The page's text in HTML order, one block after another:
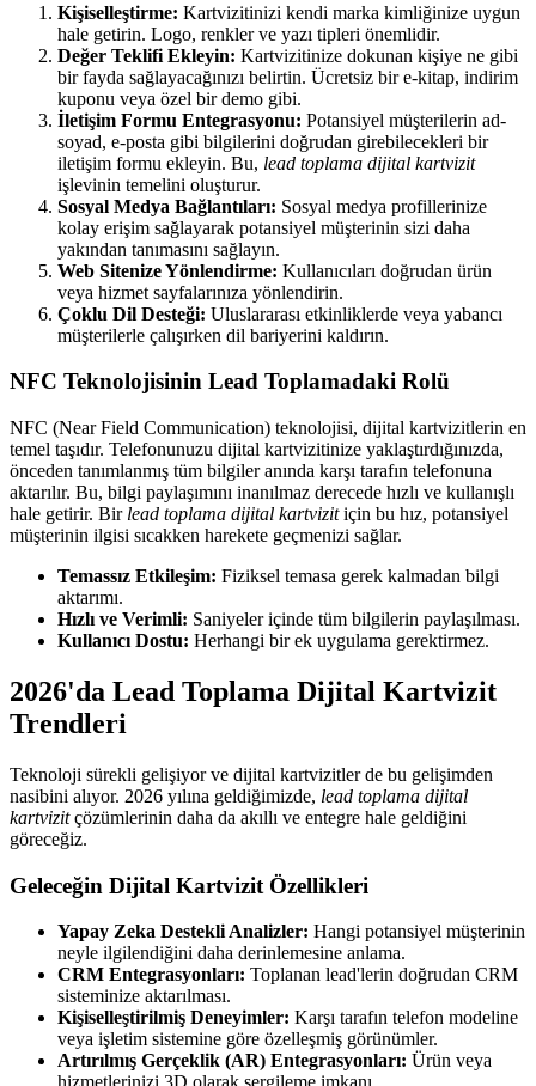
Kişiselleştirme: Kartvizitinizi kendi marka kimliğinize uygun
hale getirin. Logo, renkler ve yazı tipleri önemlidir.
Değer Teklifi Ekleyin: Kartvizitinize dokunan kişiye ne gibi
bir fayda sağlayacağınızı belirtin. Ücretsiz bir e-kitap, indirim
kuponu veya özel bir demo gibi.
İletişim Formu Entegrasyonu: Potansiyel müşterilerin ad-
soyad, e-posta gibi bilgilerini doğrudan girebilecekleri bir
iletişim formu ekleyin. Bu, lead toplama dijital kartvizit
işlevinin temelini oluşturur.
Sosyal Medya Bağlantıları: Sosyal medya profillerinize
kolay erişim sağlayarak potansiyel müşterinin sizi daha
yakından tanımasını sağlayın.
Web Sitenize Yönlendirme: Kullanıcıları doğrudan ürün
veya hizmet sayfalarınıza yönlendirin.
Çoklu Dil Desteği: Uluslararası etkinliklerde veya yabancı
müşterilerle çalışırken dil bariyerini kaldırın.
NFC Teknolojisinin Lead Toplamadaki Rolü
NFC (Near Field Communication) teknolojisi, dijital kartvizitlerin en
temel taşıdır. Telefonunuzu dijital kartvizitinize yaklaştırdığınızda,
önceden tanımlanmış tüm bilgiler anında karşı tarafın telefonuna
aktarılır. Bu, bilgi paylaşımını inanılmaz derecede hızlı ve kullanışlı
hale getirir. Bir lead toplama dijital kartvizitiçin bu hız, potansiyel
müşterinin ilgisi sıcakken harekete geçmenizi sağlar.
Temassız Etkileşim: Fiziksel temasa gerek kalmadan bilgi
aktarımı.
Hızlı ve Verimli: Saniyeler içinde tüm bilgilerin paylaşılması.
Kullanıcı Dostu: Herhangi bir ek uygulama gerektirmez.
2026'da Lead Toplama Dijital Kartvizit
Trendleri
Teknoloji sürekli gelişiyor ve dijital kartvizitler de bu gelişimden
nasibini alıyor. 2026 yılına geldiğimizde, lead toplama dijital
kartvizitçözümlerinin daha da akıllı ve entegre hale geldiğini
göreceğiz.
Geleceğin Dijital Kartvizit Özellikleri
Yapay Zeka Destekli Analizler: Hangi potansiyel müşterinin
neyle ilgilendiğini daha derinlemesine anlama.
CRM Entegrasyonları: Toplanan lead'lerin doğrudan CRM
sisteminize aktarılması.
Kişiselleştirilmiş Deneyimler: Karşı tarafın telefon modeline
veya işletim sistemine göre özelleşmiş görünümler.
Artırılmış Gerçeklik (AR) Entegrasyonları: Ürün veya